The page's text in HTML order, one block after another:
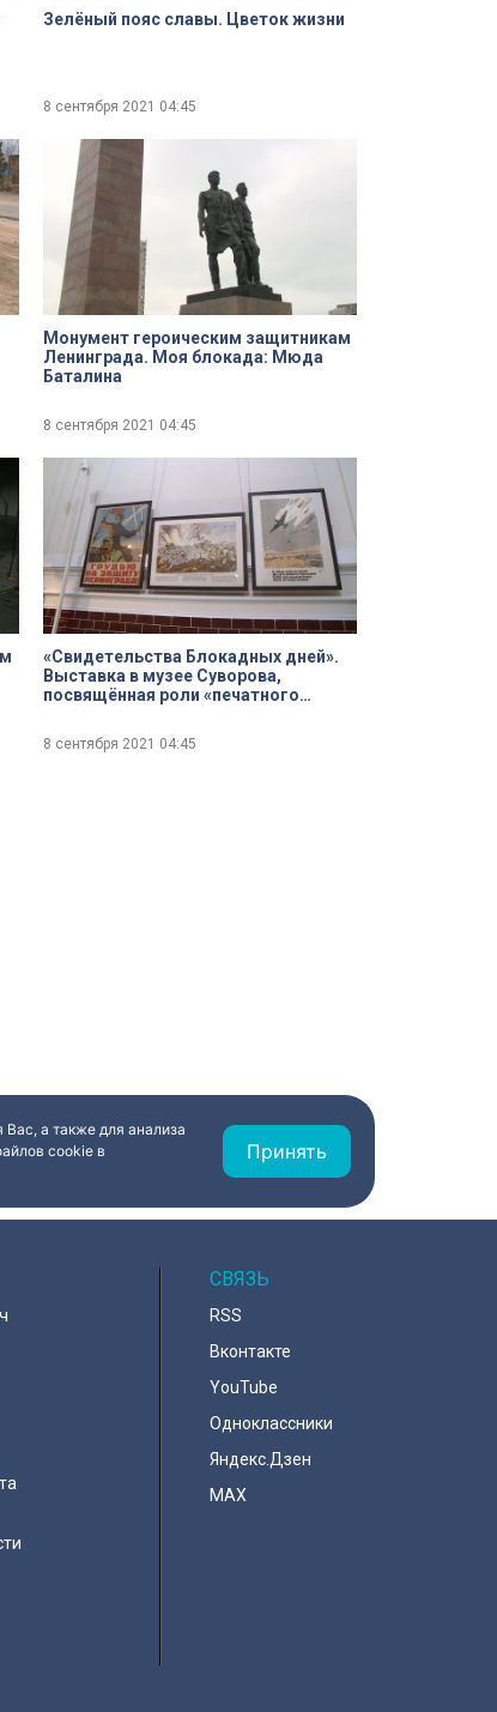
Зелёный пояс славы. Цветок жизни
8 сентября 2021 04:45
Монумент героическим защитникам
Ленинграда. Моя блокада: Мюда
Баталина
8 сентября 2021 04:45
«Свидетельства Блокадных дней».
Выставка в музее Суворова,
посвящённая роли «печатного
Отечественной войны
8 сентября 2021 04:45
а также для анализа
cookie в
Принять
СВЯЗЬ
RSS
Вконтакте
YouTube
Одноклассники
Яндекс.Дзен
MAX